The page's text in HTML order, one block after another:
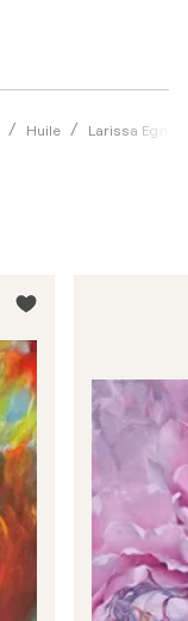
Huile Larissa Egner